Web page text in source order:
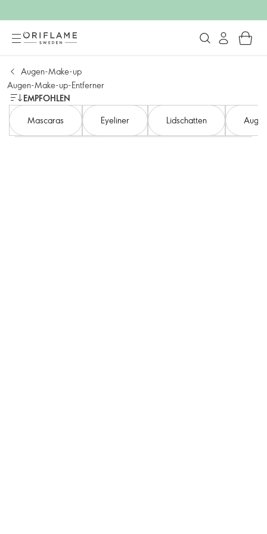
Augen-Make-up
Augen-Make-up-Entferner
EMPFOHLEN
Mascaras
Eyeliner Lidschatten